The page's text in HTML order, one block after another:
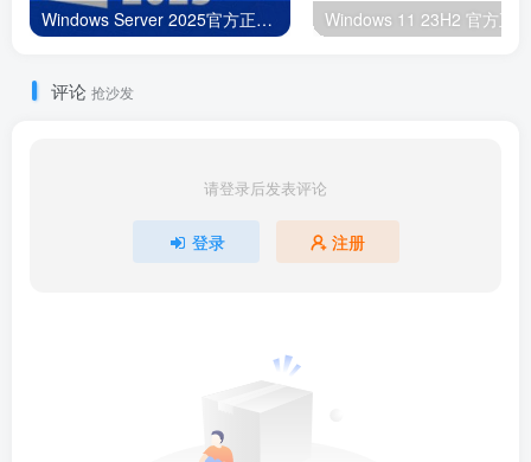
Windows Server 2025官方正式版25年1月版
评论 抢沙发
请登录后发表评论
登录 注册